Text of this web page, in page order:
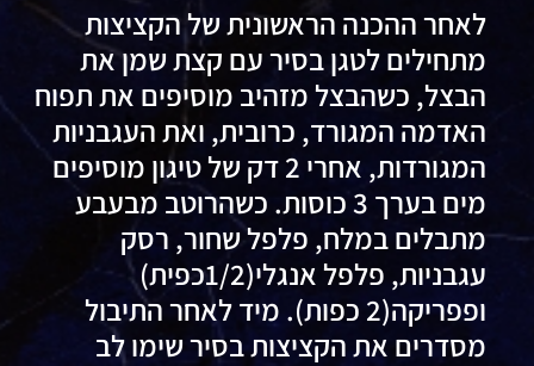
לאחר ההכנה הראשונית של הקציצות
מתחילים לטגן בסיר עם קצת שמן את
הבצל, כשהבצל מזהיב מוסיפים את תפוח
האדמה המגורד, כרובית, ואת העגבניות
המגורדות, אחרי 2 דק של טיגון מוסיפים
מים בערך 3 כוסות. כשהרוטב מבעבע
מתבלים במלח, פלפל שחור, רסק
עגבניות, פלפל אנגלי(1/2כפית)
ופפריקה(2 כפות). מיד לאחר התיבול
מסדרים את הקציצות בסיר שימו לב